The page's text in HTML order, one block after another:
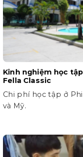
Kinh nghiệm học
Fella Classic
Chi phí học tập ở
và Mỹ.